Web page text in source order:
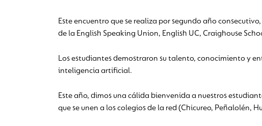
Este encuentro que se realiza por segundo año
de la English Speaking Union, English UC, Craighouse
Los estudiantes demostraron su talento, conocimiento y
inteligencia artificial.
Este año, dimos una cálida bienvenida a nuestros
que se unen a los colegios de la red (Chicureo, Peñalolén,